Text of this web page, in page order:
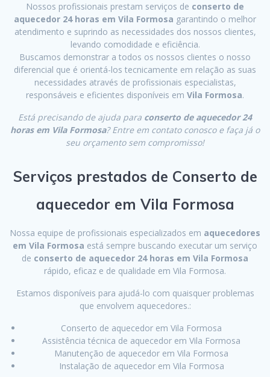
Nossos profissionais prestam serviços de conserto de
aquecedor 24 horas em Vila Formosa garantindo o melhor
atendimento e suprindo as necessidades dos nossos clientes,
levando comodidade e eficiência.
Buscamos demonstrar a todos os nossos clientes o nosso
diferencial que é orientá-los tecnicamente em relação as suas
necessidades através de profissionais especialistas,
responsáveis e eficientes disponíveis em Vila Formosa.
Está precisando de ajuda para conserto de aquecedor 24
horas em Vila Formosa? Entre em contato conosco e faça já o
seu orçamento sem compromisso!
Serviços prestados de Conserto de
aquecedor em Vila Formosa
Nossa equipe de profissionais especializados em aquecedores
em Vila Formosa está sempre buscando executar um serviço
de conserto de aquecedor 24 horas em Vila Formosa
rápido, eficaz e de qualidade em Vila Formosa.
Estamos disponíveis para ajudá-lo com quaisquer problemas
que envolvem aquecedores.:
Conserto de aquecedor em Vila Formosa
Assistência técnica de aquecedor em Vila Formosa
Manutenção de aquecedor em Vila Formosa
Instalação de aquecedor em Vila Formosa